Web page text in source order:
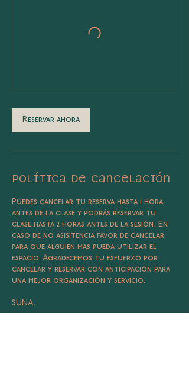
Reservar ahora
Política de cancelación
Puedes cancelar tu reserva hasta 1 hora
antes de la clase y podrás reservar tu
clase hasta 2 horas antes de la sesión. En
caso de no asisitencia favor de cancelar
para que alguien mas pueda utilizar el
espacio. Agradecemos tu esfuerzo por
cancelar y reservar con anticipación para
una mejor organización y servicio.
SUNA.